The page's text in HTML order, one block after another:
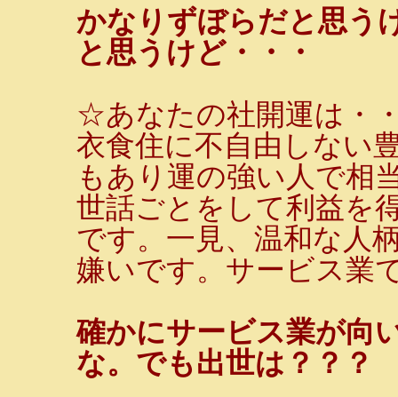
かなりずぼらだと思う
と思うけど・・・
☆あなたの社開運は・
衣食住に不自由しない
もあり運の強い人で相
世話ごとをして利益を
です。一見、温和な人
嫌いです。サービス業
確かにサービス業が向
な。でも出世は？？？